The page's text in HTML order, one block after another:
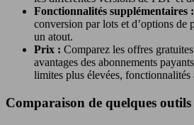
Fonctionnalités supplémentaires :
conversion par lots et d’options de
un atout.
Prix : Comparez les offres
avantages des abonnements
limites plus élevées, fonctionnalités
Comparaison de quelques